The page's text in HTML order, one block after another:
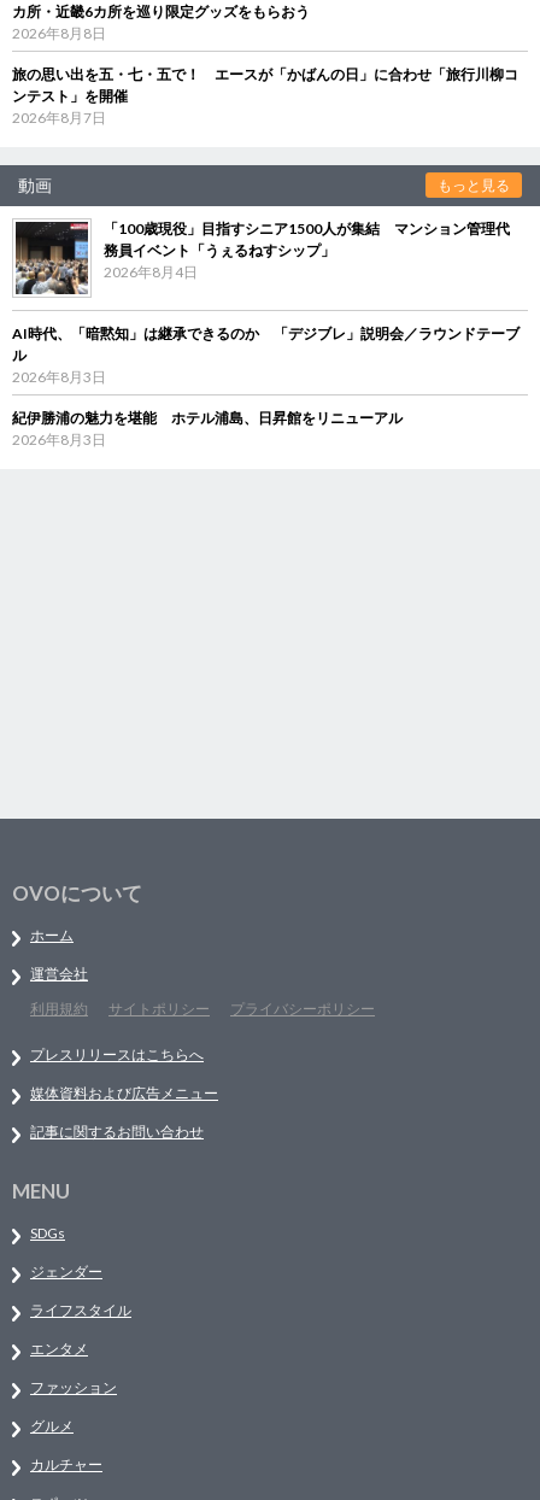
カ所・近畿6カ所を巡り限定グッズをもらおう
2026年8月8日
旅の思い出を五・七・五で！ エースが「かばんの日」に合わせ「旅行川柳コ
ンテスト」を開催
2026年8月7日
動画 もっと見る
「100歳現役」目指すシニア1500人が集結 マンション管理代
務員イベント「うぇるねすシップ」
2026年8月4日
AI時代、「暗黙知」は継承できるのか 「デジブレ」説明会／ラウンドテーブ
ル
2026年8月3日
紀伊勝浦の魅力を堪能 ホテル浦島、日昇館をリニューアル
2026年8月3日
OVOについて
ホーム
運営会社
利用規約
サイトポリシー プライバシーポリシー
プレスリリースはこちらへ
媒体資料および広告メニュー
記事に関するお問い合わせ
MENU
SDGs
ジェンダー
ライフスタイル
エンタメ
ファッション
グルメ
カルチャー